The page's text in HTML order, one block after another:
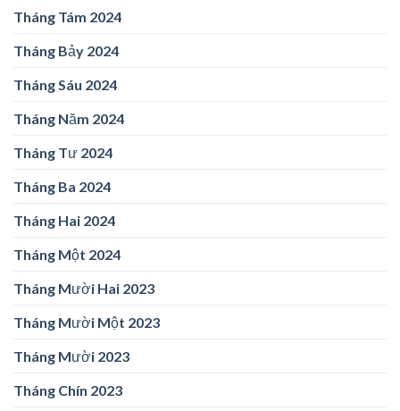
Tháng Tám 2024
Tháng Bảy 2024
Tháng Sáu 2024
Tháng Năm 2024
Tháng Tư 2024
Tháng Ba 2024
Tháng Hai 2024
Tháng Một 2024
Tháng Mười Hai 2023
Tháng Mười Một 2023
Tháng Mười 2023
Tháng Chín 2023